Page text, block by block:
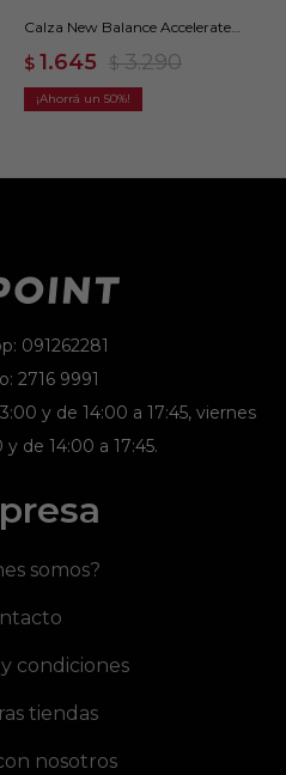
Calza New Balance Accelerate
$ 1.645 $ 3.290
50
091262281
2716 9991
y de 14:00 a 17:45, viernes
de 14:00 a 17:45.
somos?
condiciones
tiendas
nosotros